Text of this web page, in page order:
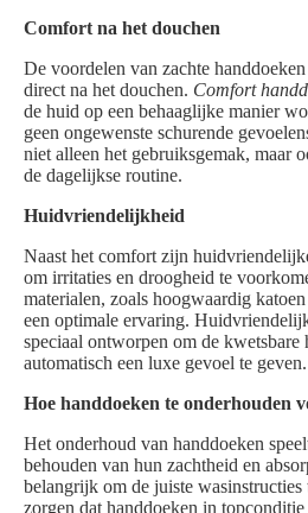
Comfort na het douchen
De voordelen van zachte
direct na het douchen. Comfort
de huid op een behaaglijke manier
geen ongewenste schurende
niet alleen het gebruiksgemak, maar
de dagelijkse routine.
Huidvriendelijkheid
Naast het comfort zijn
om irritaties en droogheid te
materialen, zoals hoogwaardig
een optimale ervaring.
speciaal ontworpen om de kwetsbare
automatisch een luxe gevoel te geven.
Hoe handdoeken te onderhouden
Het onderhoud van handdoeken
behouden van hun zachtheid en
belangrijk om de juiste
zorgen dat handdoeken in